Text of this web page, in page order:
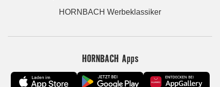
HORNBACH Werbeklassiker
HORNBACH Apps